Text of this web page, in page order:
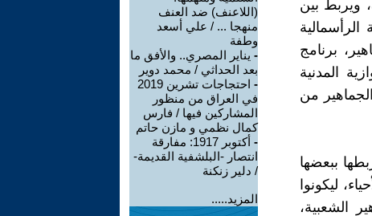
ويربط بين
برنامج
المدنية
من
ببعضها
ليكونوا
الشعبية،
(اللاعنف) ضد العنف
منهجا ... / علي أسعد
وطفة
- يناير المصري.. والأفق ما
بعد الحداثي / محمد دوير
-
احتجاجات تشرين 2019
في العراق من منظور
المشاركين فيها / فارس
كمال نظمي و مازن حاتم
-
أكتوبر 1917: مفارقة
انتصار -البلشفية القديمة-
/ دلير زنكنة
المزيد.....